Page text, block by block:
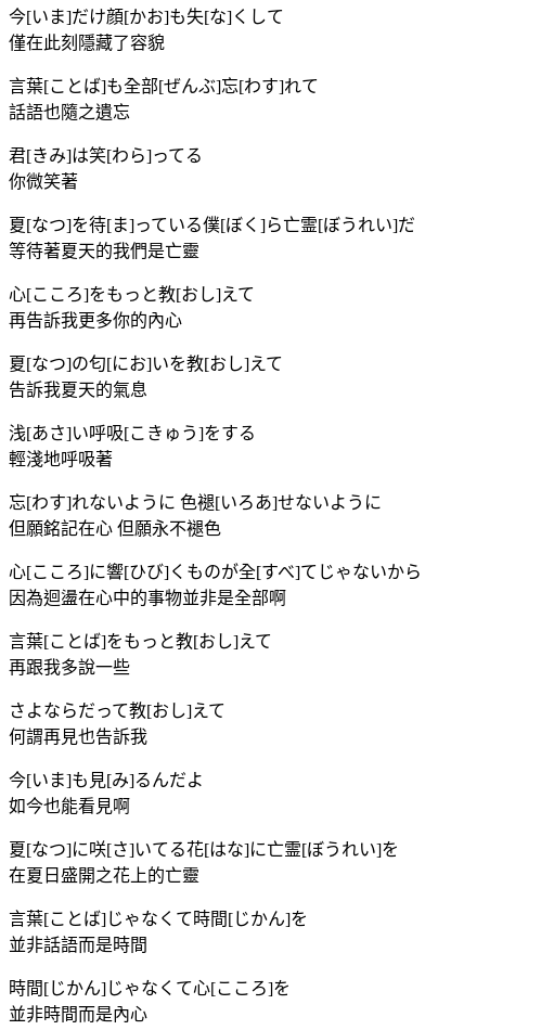
今[いま]だけ顔[かお]も失[な]くして
僅在此刻隱藏了容貌
言葉[ことば]も全部[ぜんぶ]忘[わす]れて
話語也隨之遺忘
君[きみ]は笑[わら]ってる
你微笑著
夏[なつ]を待[ま]っている僕[ぼく]ら亡霊[ぼうれい]だ
等待著夏天的我們是亡靈
心[こころ]をもっと教[おし]えて
再告訴我更多你的內心
夏[なつ]の匂[にお]いを教[おし]えて
告訴我夏天的氣息
浅[あさ]い呼吸[こきゅう]をする
輕淺地呼吸著
忘[わす]れないように 色褪[いろあ]せないように
但願銘記在心 但願永不褪色
心[こころ]に響[ひび]くものが全[すべ]てじゃないから
因為迴盪在心中的事物並非是全部啊
言葉[ことば]をもっと教[おし]えて
再跟我多說一些
さよならだって教[おし]えて
何謂再見也告訴我
今[いま]も見[み]るんだよ
如今也能看見啊
夏[なつ]に咲[さ]いてる花[はな]に亡霊[ぼうれい]を
在夏日盛開之花上的亡靈
言葉[ことば]じゃなくて時間[じかん]を
並非話語而是時間
時間[じかん]じゃなくて心[こころ]を
並非時間而是內心